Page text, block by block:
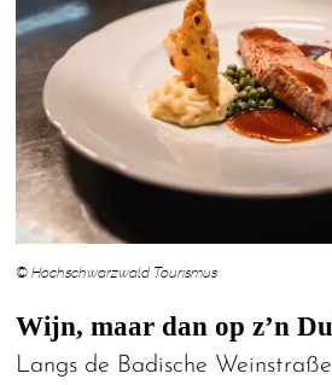
© Hochschwarzwald Tourismus
Wijn, maar dan op z’n
Langs de Badische